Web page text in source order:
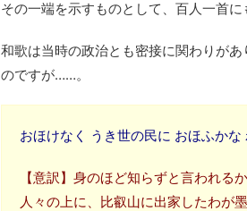
その一端を示すものとして、百人一首
和歌は当時の政治とも密接に関わりが
のですが……。
おほけなく うき世の民に おほふか
【意訳】身のほど知らずと言われる
人々の上に、比叡山に出家したわが